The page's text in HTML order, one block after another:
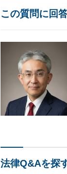
この質問に回
法律Q&Aを探